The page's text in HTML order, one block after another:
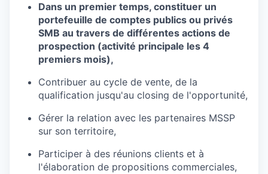
Dans un premier temps, constituer un
portefeuille de comptes publics ou privés
SMB au travers de différentes actions de
prospection (activité principale les 4
premiers mois),
Contribuer au cycle de vente, de la
qualification jusqu'au closing de l'opportunité,
Gérer la relation avec les partenaires MSSP
sur son territoire,
Participer à des réunions clients et à
l'élaboration de propositions commerciales,